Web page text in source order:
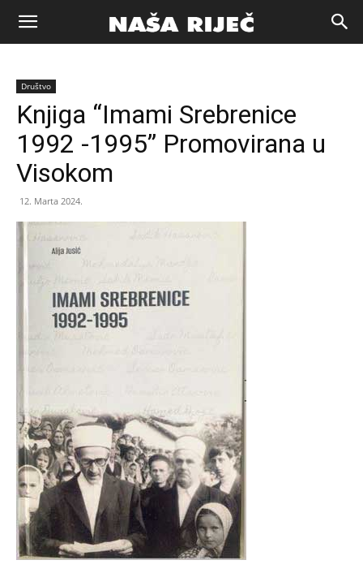
Naša
riječ
Zenica
Društvo
Knjiga “Imami Srebrenice
1992 -1995” Promovirana u
Visokom
12. Marta 2024.